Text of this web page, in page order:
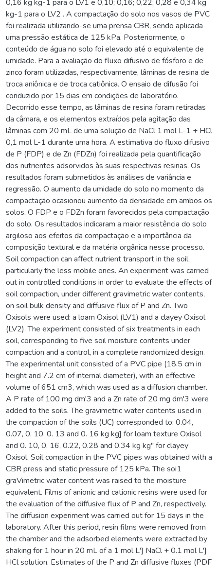
0,16 kg kg-1 para o LV1 e 0,10; 0,16; 0,22; 0,28 e 0,34 kg
kg-1 para o LV2 . A compactação do solo nos vasos de PVC
foi realizada utilizando-se uma prensa CBR, sendo aplicada
uma pressão estática de 125 kPa. Posteriormente, o
conteúdo de água no solo foi elevado até o equivalente de
umidade. Para a avaliação do fluxo difusivo de fósforo e de
zinco foram utilizadas, respectivamente, lâminas de resina de
troca aniônica e de troca catiônica. O ensaio de difusão foi
conduzido por 15 dias em condições de laboratório.
Decorrido esse tempo, as lâminas de resina foram retiradas
da câmara, e os elementos extraídos pela agitação das
lâminas com 20 mL de uma solução de NaCl 1 mol L-1 + HCl
0,1 mol L-1 durante uma hora. A estimativa do fluxo difusivo
de P (FDP) e de Zn (FDZn) foi realizada pela quantificação
dos nutrientes adsorvidos às suas respectivas resinas. Os
resultados foram submetidos às análises de variância e
regressão. O aumento da umidade do solo no momento da
compactação ocasionou aumento da densidade em ambos os
solos. O FDP e o FDZn foram favorecidos pela compactação
do solo. Os resultados indicaram a maior resistência do solo
argiloso aos efeitos da compactação e a importância da
composição textural e da matéria orgânica nesse processo.
Soil compaction can affect nutrient transport in the soil,
particularly the less mobile ones. An experiment was carried
out in controlled conditions in order to evaluate the effects of
soil compaction, under different gravimetric water contents,
on soil bulk density and diffusive flux of P and Zn. Two
Oxisols were used: a loam Oxisol (LV1) and a clayey Oxisol
(LV2). The experiment consisted of six treatments in each
soil, corresponding to five soil moisture contents under
compaction and a control, in a complete randomized design.
The experimental unit consisted of a PVC pipe (18.5 cm in
height and 7.2 cm of internal diameter), with an effective
volume of 651 cm3, which was used as a diffusion chamber.
A P rate of 100 mg dm'3 and a Zn rate of 20 mg dm'3 were
added to the soils. The gravimetric water contents used in
the compaction of the soils (UC) corresponded to: 0.04,
0.07, 0. 10, 0. 13 and 0. 16 kg kg] for loam texture Oxisol
and 0. 10, 0. 16, 0.22, 0.28 and 0.34 kg kg" for clayey
Oxisol. Soil compaction in the PVC pipes was obtained with a
CBR press and static pressure of 125 kPa. The soi1
graVimetric water content was raised to the moisture
equivalent. Films of anionic and cationic resins were used for
the evaluation of the diffusive flux of P and Zn, respectively.
The diffusion experiment was carried out for 15 days in the
laboratory. After this period, resin films were removed from
the chamber and the adsorbed elements were extracted by
shaking for 1 hour in 20 mL of a 1 mol L'] NaCl + 0.1 mol L']
HCl solution. Estimates of the P and Zn diffusive fluxes (PDF